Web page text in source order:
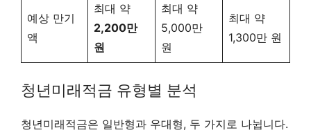
예상 만기
액
최대 약
2,200만
원
최대 약
5,000만
원
최대 약
1,300만 원
청년미래적금 유형별 분석
청년미래적금은 일반형과 우대형, 두 가지로 나뉩니다.